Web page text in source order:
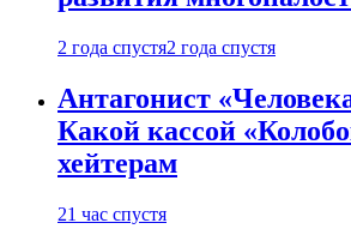
2 года спустя2 года спустя
Антагонист
Какой кассой
хейтерам
21 час спустя